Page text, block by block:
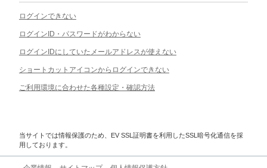
ログインできない
ログインID・パスワードがわからない
ログインIDにしていたメールアドレスが使えない
ショートカットアイコンからログインできない
ご利用環境に合わせた各種設定・確認方法
当サイトでは情報保護のため、EV SSL証明書を利用したSSL暗号化通信を採
用しております。